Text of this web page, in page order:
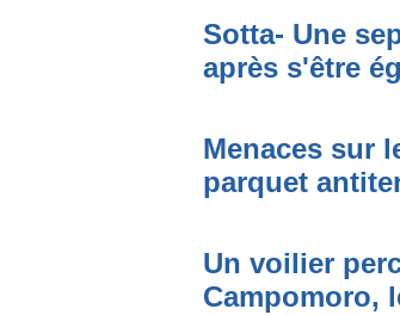
Sotta- Une
après s'être
Menaces sur
parquet
Un voilier
Campomoro,